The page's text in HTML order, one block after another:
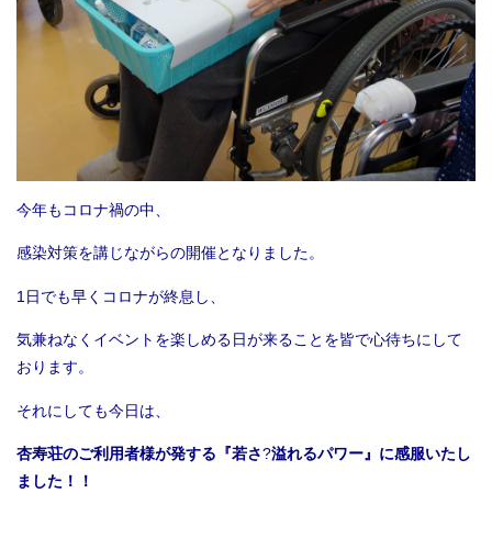
今年もコロナ禍の中、
感染対策を講じながらの開催となりました。
1日でも早くコロナが終息し、
気兼ねなくイベントを楽しめる日が来ることを皆で心待ちにして
おります。
それにしても今日は、
杏寿荘のご利用者様が発する『若さ?溢れるパワー』に感服いたし
ました！！